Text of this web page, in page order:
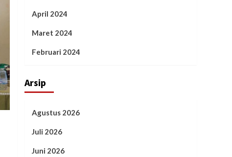
April 2024
Maret 2024
Februari 2024
Arsip
Agustus 2026
Juli 2026
Juni 2026